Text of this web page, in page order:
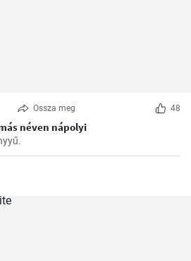
Ossza meg 48
néven nápolyi